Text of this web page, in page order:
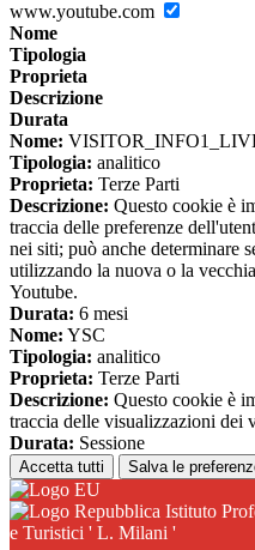
www.youtube.com
Nome
Tipologia
Proprieta
Descrizione
Durata
Nome:
Tipologia: analitico
Proprieta: Terze Parti
Descrizione: Questo cookie è
traccia delle preferenze
nei siti; può anche determinare
utilizzando la nuova o la
Youtube.
Durata: 6 mesi
Nome: YSC
Tipologia: analitico
Proprieta: Terze Parti
Descrizione: Questo cookie è
traccia delle visualizzazioni dei
Durata: Sessione
Accetta tutti Salva le
Istituto
e Turistici ' L. Milani '